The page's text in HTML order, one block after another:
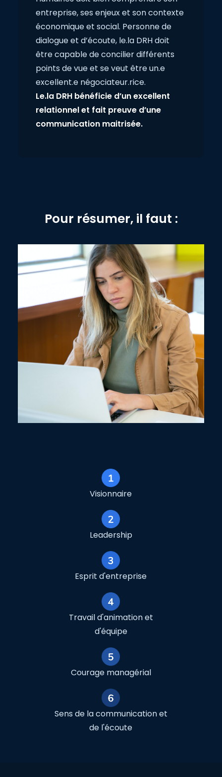
entreprise, ses enjeux et son contexte
économique et social. Personne de
dialogue et d’écoute, le.la DRH doit
être capable de concilier différents
points de vue et se veut être un.e
excellent.e négociateur.rice.
Le.la DRH bénéficie d’un excellent
relationnel et fait preuve d’une
communication maitrisée.
Pour résumer, il faut :
Visionnaire
Leadership
Esprit d'entreprise
Travail d'animation et
d'équipe
Courage managérial
Sens de la communication et
de l'écoute